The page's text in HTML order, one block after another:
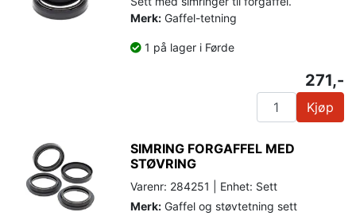
Merk: Gaffel-tetning
1 på lager i Førde
271,-
Kjøp
SIMRING FORGAFFEL MED
STØVRING
Varenr: 284251 | Enhet: Sett
Merk: Gaffel og støvtetning sett